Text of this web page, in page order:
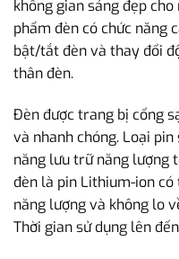
không gian sáng đẹp
phẩm đèn có chức năng
bật/tắt đèn và thay đổi
thân đèn.
Đèn được trang bị cổng
và nhanh chóng. Loại
năng lưu trữ năng lượng
đèn là pin Lithium-ion
năng lượng và không lo
Thời gian sử dụng lên